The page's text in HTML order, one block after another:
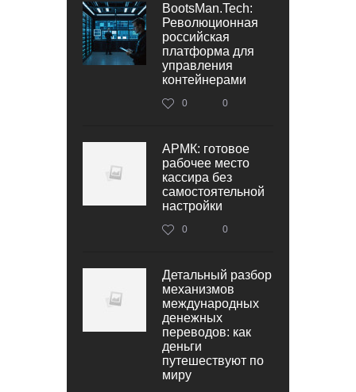
BootsMan.Tech:
Революционная
российская
платформа для
управления
контейнерами
0 0
АРМК: готовое
рабочее место
кассира без
самостоятельной
настройки
0 0
Детальный разбор
механизмов
международных
денежных
переводов: как
деньги
путешествуют по
миру